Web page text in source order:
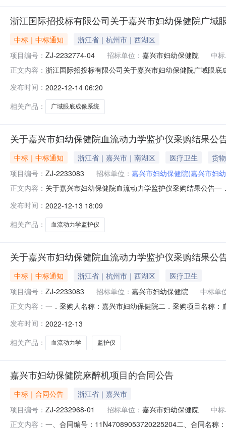
浙江国际招投标有限公司关于嘉兴市妇幼保健院广域
中标｜中标通知
浙江省｜杭州市｜西湖区
项目编号： ZJ-2232774-04 招标单位： 嘉兴市妇幼保健院
中
正文内容： 浙江国际招投标有限公司关于嘉兴市妇幼保健院广域眼
906号（中科院三期）17号楼216-2室2.废标结果:序号标
发布时间： 2022-12-14 06:20
相关产品：
广域眼底成像系统
关于嘉兴市妇幼保健院血流动力学监护仪采购结果公
中标｜中标通知 浙江省｜嘉兴市｜南湖区 医疗卫生
货物
项目编号： ZJ-2233083 招标单位： 嘉兴市妇幼保健院(嘉兴市妇
正文内容： 关于嘉兴市妇幼保健院血流动力学监护仪采购结果公告
八．评标委员会名单：朱雅贤、章展煌、高华敏、张正
招标人：嘉兴市
发布时间： 2022-12-13 18:09
相关产品：
血流动力学监护仪
关于嘉兴市妇幼保健院血流动力学监护仪采购结果公
中标｜中标通知 浙江省｜杭州市｜西湖区
医疗卫生
项目编号： ZJ-2233083 招标单位： 嘉兴市妇幼保健院
中标单
正文内容： 一．采购人名称：嘉兴市妇幼保健院二．采购项目名称
进、燕勇九．其它事项：供应商如对采购结果提出质疑
0573-83
发布时间： 2022-12-13
相关产品：
血流动力学 监护仪
嘉兴市妇幼保健院麻醉机项目的合同公告
中标｜合同公告
浙江省｜嘉兴市
项目编号： ZJ-2232968-01 招标单位： 嘉兴市妇幼保健院
中
正文内容： 一、合同编号：11N47089053720225204二、合同名称